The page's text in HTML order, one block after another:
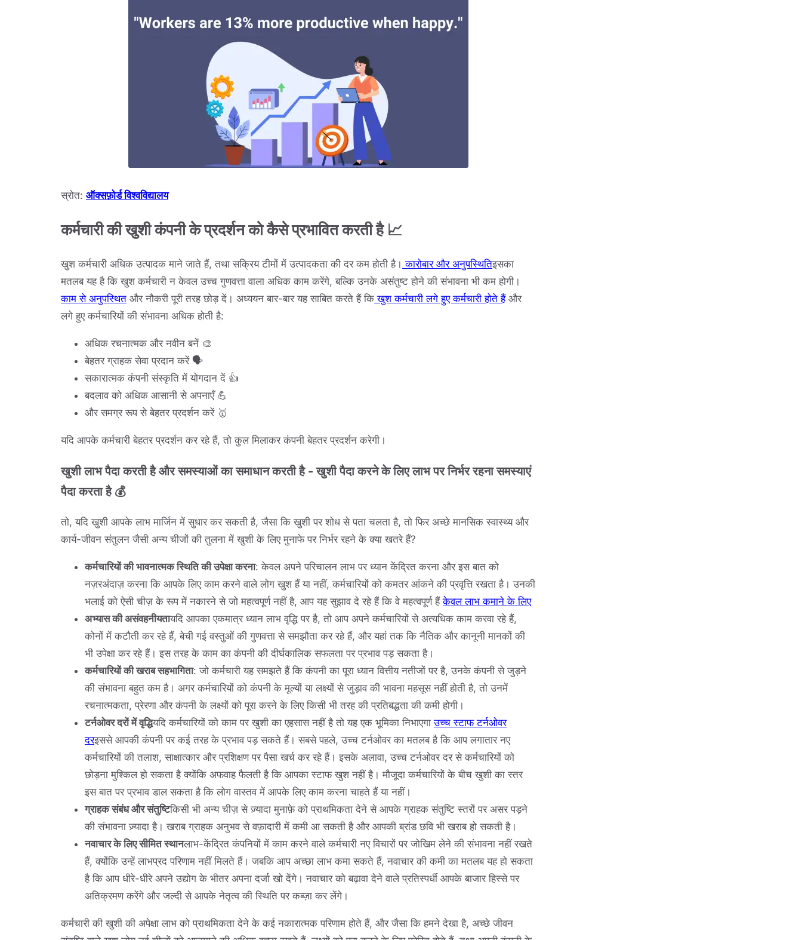
स्रोत: ऑक्सफ़ोर्ड विश्वविद्यालय
कर्मचारी की खुशी कंपनी के प्रदर्शन को कैसे प्रभावित करती है 📈
खुश कर्मचारी अधिक उत्पादक माने जाते हैं, तथा सक्रिय टीमों में उत्पादकता की दर कम होती है। कारोबार और अनुपस्थितिइसका
मतलब यह है कि खुश कर्मचारी न केवल उच्च गुणवत्ता वाला अधिक काम करेंगे, बल्कि उनके असंतुष्ट होने की संभावना भी कम होगी।
काम से अनुपस्थित और नौकरी पूरी तरह छोड़ दें। अध्ययन बार-बार यह साबित करते हैं कि खुश कर्मचारी लगे हुए कर्मचारी होते हैंऔर
लगे हुए कर्मचारियों की संभावना अधिक होती है:
अधिक रचनात्मक और नवीन बनें 🎨
बेहतर ग्राहक सेवा प्रदान करें 🗣️
सकारात्मक कंपनी संस्कृति में योगदान दें 👍
बदलाव को अधिक आसानी से अपनाएँ 💪
और समग्र रूप से बेहतर प्रदर्शन करें 🥇
यदि आपके कर्मचारी बेहतर प्रदर्शन कर रहे हैं, तो कुल मिलाकर कंपनी बेहतर प्रदर्शन करेगी।
खुशी लाभ पैदा करती है और समस्याओं का समाधान करती है - खुशी पैदा करने के लिए लाभ पर निर्भर रहना समस्याएं
पैदा करता है 💰
तो, यदि खुशी आपके लाभ मार्जिन में सुधार कर सकती है, जैसा कि खुशी पर शोध से पता चलता है, तो फिर अच्छे मानसिक स्वास्थ्य और
कार्य-जीवन संतुलन जैसी अन्य चीजों की तुलना में खुशी के लिए मुनाफे पर निर्भर रहने के क्या खतरे हैं?
कर्मचारियों की भावनात्मक स्थिति की उपेक्षा करना: केवल अपने परिचालन लाभ पर ध्यान केंद्रित करना और इस बात को
नज़रअंदाज़ करना कि आपके लिए काम करने वाले लोग खुश हैं या नहीं, कर्मचारियों को कमतर आंकने की प्रवृत्ति रखता है। उनकी
भलाई को ऐसी चीज़ के रूप में नकारने से जो महत्वपूर्ण नहीं है, आप यह सुझाव दे रहे हैं कि वे महत्वपूर्ण हैंकेवल लाभ कमाने के लिए
अभ्यास की असंवहनीयतायदि आपका एकमात्र ध्यान लाभ वृद्धि पर है, तो आप अपने कर्मचारियों से अत्यधिक काम करवा रहे हैं,
कोनों में कटौती कर रहे हैं, बेची गई वस्तुओं की गुणवत्ता से समझौता कर रहे हैं, और यहां तक कि नैतिक और कानूनी मानकों की
भी उपेक्षा कर रहे हैं। इस तरह के काम का कंपनी की दीर्घकालिक सफलता पर प्रभाव पड़ सकता है।
कर्मचारियों की खराब सहभागिता: जो कर्मचारी यह समझते हैं कि कंपनी का पूरा ध्यान वित्तीय नतीजों पर है, उनके कंपनी से जुड़ने
की संभावना बहुत कम है। अगर कर्मचारियों को कंपनी के मूल्यों या लक्ष्यों से जुड़ाव की भावना महसूस नहीं होती है, तो उनमें
रचनात्मकता, प्रेरणा और कंपनी के लक्ष्यों को पूरा करने के लिए किसी भी तरह की प्रतिबद्धता की कमी होगी।
टर्नओवर दरों में वृद्धियदि कर्मचारियों को काम पर खुशी का एहसास नहीं है तो यह एक भूमिका निभाएगाउच्च स्टाफ टर्नओवर
दरइससे आपकी कंपनी पर कई तरह के प्रभाव पड़ सकते हैं। सबसे पहले, उच्च टर्नओवर का मतलब है कि आप लगातार नए
कर्मचारियों की तलाश, साक्षात्कार और प्रशिक्षण पर पैसा खर्च कर रहे हैं। इसके अलावा, उच्च टर्नओवर दर से कर्मचारियों को
छोड़ना मुश्किल हो सकता है क्योंकि अफवाह फैलती है कि आपका स्टाफ खुश नहीं है। मौजूदा कर्मचारियों के बीच खुशी का स्तर
इस बात पर प्रभाव डाल सकता है कि लोग वास्तव में आपके लिए काम करना चाहते हैं या नहीं।
ग्राहक संबंध और संतुष्टिकिसी भी अन्य चीज़ से ज़्यादा मुनाफ़े को प्राथमिकता देने से आपके ग्राहक संतुष्टि स्तरों पर असर पड़ने
की संभावना ज़्यादा है। खराब ग्राहक अनुभव से वफ़ादारी में कमी आ सकती है और आपकी ब्रांड छवि भी खराब हो सकती है।
नवाचार के लिए सीमित स्थानलाभ-केंद्रित कंपनियों में काम करने वाले कर्मचारी नए विचारों पर जोखिम लेने की संभावना नहीं रखते
हैं, क्योंकि उन्हें लाभप्रद परिणाम नहीं मिलते हैं। जबकि आप अच्छा लाभ कमा सकते हैं, नवाचार की कमी का मतलब यह हो सकता
है कि आप धीरे-धीरे अपने उद्योग के भीतर अपना दर्जा खो देंगे। नवाचार को बढ़ावा देने वाले प्रतिस्पर्धी आपके बाजार हिस्से पर
अतिक्रमण करेंगे और जल्दी से आपके नेतृत्व की स्थिति पर कब्ज़ा कर लेंगे।
कर्मचारी की खुशी की अपेक्षा लाभ को प्राथमिकता देने के कई नकारात्मक परिणाम होते हैं, और जैसा कि हमने देखा है, अच्छे जीवन